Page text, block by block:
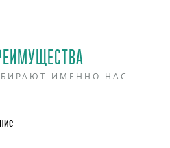
ИМЕННО НАС